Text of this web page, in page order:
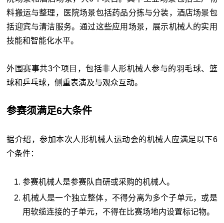
料搬运与整理，医院场景包括药品分拣与分装，酒店场景包
括迎宾与清洁服务。通过这些应用场景，展示机械人的实用
技能和智能化水平。
外围赛事共3个项目，包括非人形机械人参与的羽毛球、篮
球和乒乓球，侧重表演及与观众互动。
参赛须满足6大条件
据介绍，参加本次人形机械人运动会的机械人应满足以下6
个条件：
参赛机械人是参赛队自研或采购的机械人。
机械人是一个独立整体，不得分离为多个子单元，或是
用软缆连接的子单元，不得在比赛场地内设置标记物。